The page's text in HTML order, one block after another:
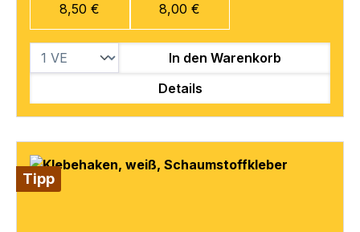
8,50 € 8,00 €
In den Warenkorb
Details
Tipp